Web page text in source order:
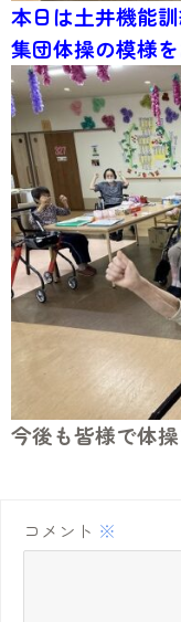
本日は土井機能
集団体操の模様
今後も皆様で体
コメント ※